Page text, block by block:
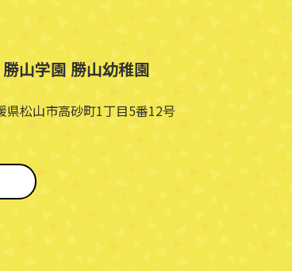
山学園 勝山幼稚園
県松山市高砂町1丁目5番12号